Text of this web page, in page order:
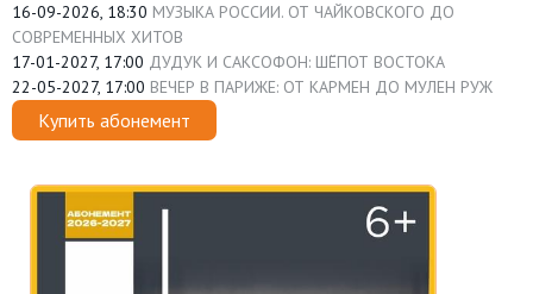
16-09-2026, 18:30 МУЗЫКА РОССИИ. ОТ ЧАЙКОВСКОГО ДО
СОВРЕМЕННЫХ ХИТОВ
17-01-2027, 17:00 ДУДУК И САКСОФОН: ШЁПОТ ВОСТОКА
22-05-2027, 17:00 ВЕЧЕР В ПАРИЖЕ: ОТ КАРМЕН ДО МУЛЕН РУЖ
Купить абонемент